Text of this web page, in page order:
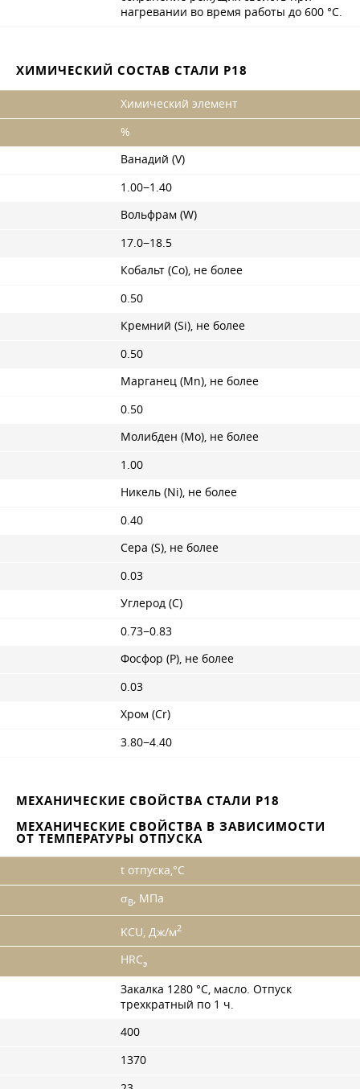
нагревании во время работы до 600 °C.
ХИМИЧЕСКИЙ СОСТАВ СТАЛИ Р18
Химический элемент
%
Ванадий (V)
1.00−1.40
Вольфрам (W)
17.0−18.5
Кобальт (Co), не более
0.50
Кремний (Si), не более
0.50
Марганец (Mn), не более
0.50
Молибден (Mo), не более
1.00
Никель (Ni), не более
0.40
Сера (S), не более
0.03
Углерод (C)
0.73−0.83
Фосфор (P), не более
0.03
Хром (Cr)
3.80−4.40
МЕХАНИЧЕСКИЕ СВОЙСТВА СТАЛИ Р18
МЕХАНИЧЕСКИЕ СВОЙСТВА В ЗАВИСИМОСТИ
ОТ ТЕМПЕРАТУРЫ ОТПУСКА
t отпуска,°С
σB, МПа
KCU, Дж/м2
HRCэ
Закалка 1280 °C, масло. Отпуск
трехкратный по 1 ч.
400
1370